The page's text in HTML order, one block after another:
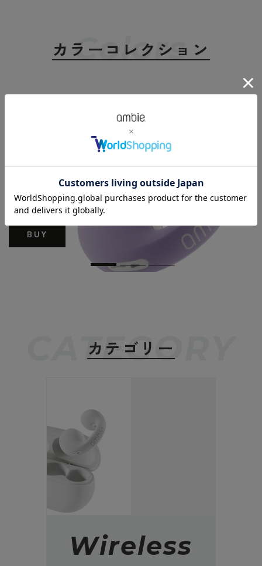
Colors
カラーコレクション
Lavender
BUY
CATEGORY
カテゴリー
Wireless